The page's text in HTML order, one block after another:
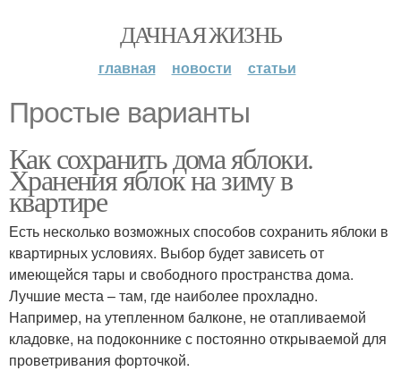
ДАЧНАЯ ЖИЗНЬ
главная новости статьи
Простые варианты
Как сохранить дома яблоки.
Хранения яблок на зиму в
квартире
Есть несколько возможных способов сохранить яблоки в
квартирных условиях. Выбор будет зависеть от
имеющейся тары и свободного пространства дома.
Лучшие места – там, где наиболее прохладно.
Например, на утепленном балконе, не отапливаемой
кладовке, на подоконнике с постоянно открываемой для
проветривания форточкой.